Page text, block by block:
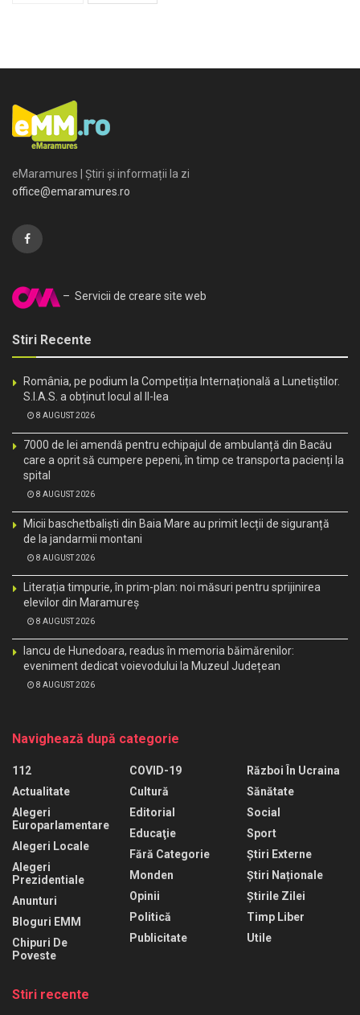
eMaramures | Știri și informații la zi
office@emaramures.ro
– Servicii de creare site web
Stiri Recente
România, pe podium la Competiția Internațională a Lunetiștilor.
S.I.A.S. a obținut locul al II-lea
8 AUGUST 2026
7000 de lei amendă pentru echipajul de ambulanță din Bacău
care a oprit să cumpere pepeni, în timp ce transporta pacienți la
spital
8 AUGUST 2026
Micii baschetbaliști din Baia Mare au primit lecții de siguranță
de la jandarmii montani
8 AUGUST 2026
Literația timpurie, în prim-plan: noi măsuri pentru sprijinirea
elevilor din Maramureș
8 AUGUST 2026
Iancu de Hunedoara, readus în memoria băimărenilor:
eveniment dedicat voievodului la Muzeul Județean
8 AUGUST 2026
Navighează după categorie
112
Actualitate
Alegeri
Europarlamentare
Alegeri Locale
Alegeri
Prezidentiale
Anunturi
Bloguri EMM
Chipuri De
Poveste
COVID-19
Cultură
Editorial
Educaţie
Fără Categorie
Monden
Opinii
Politică
Publicitate
Război În Ucraina
Sănătate
Social
Sport
Știri Externe
Știri Naționale
Știrile Zilei
Timp Liber
Utile
Stiri recente